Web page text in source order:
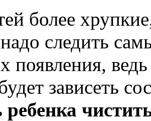
более
следить
появления,
зависеть
ребенка